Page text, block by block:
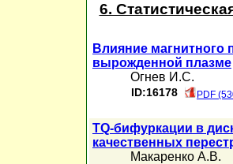
6.
Влияние магнитного
вырожденной плазме
Огнев И.С.
ID:16178 PDF
TQ-бифуркации в
качественных
Макаренко А.В.